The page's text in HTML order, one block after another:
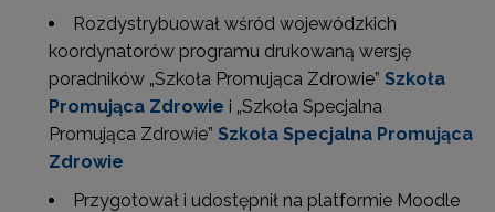
Rozdystrybuował wśród wojewódzkich
koordynatorów programu drukowaną wersję
poradników „Szkoła Promująca Zdrowie” Szkoła
Promująca Zdrowie i „Szkoła Specjalna
Promująca Zdrowie” Szkoła Specjalna Promująca
Zdrowie
Przygotował i udostępnił na platformie Moodle